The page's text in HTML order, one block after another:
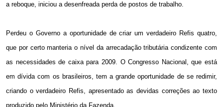
a reboque, iniciou a desenfreada perda de postos de trabalho.
Perdeu o Governo a oportunidade de criar um verdadeiro Refis quatro,
que por certo manteria o nível da arrecadação tributária condizente com
as necessidades de caixa para 2009. O Congresso Nacional, que está
em dívida com os brasileiros, tem a grande oportunidade de se redimir,
criando o verdadeiro Refis, apresentado as devidas correções ao texto
produzido pelo Ministério da Fazenda.